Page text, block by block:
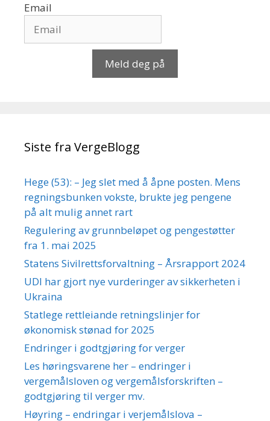
Email
Meld deg på
Siste fra VergeBlogg
Hege (53): – Jeg slet med å åpne posten. Mens
regningsbunken vokste, brukte jeg pengene
på alt mulig annet rart
Regulering av grunnbeløpet og pengestøtter
fra 1. mai 2025
Statens Sivilrettsforvaltning – Årsrapport 2024
UDI har gjort nye vurderinger av sikkerheten i
Ukraina
Statlege rettleiande retningslinjer for
økonomisk stønad for 2025
Endringer i godtgjøring for verger
Les høringsvarene her – endringer i
vergemålsloven og vergemålsforskriften –
godtgjøring til verger mv.
Høyring – endringar i verjemålslova –